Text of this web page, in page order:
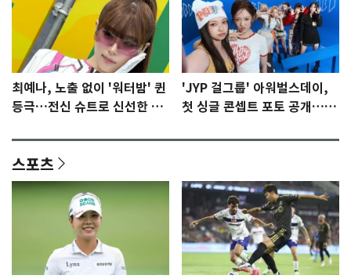
최예나, 노출 없이 '워터밤' 퀸
등극…전신 슈트로 신선한 충
'JYP 걸그룹' 아워벌스데이,
첫 싱글 콘셉트 포토 공개…청
스포츠